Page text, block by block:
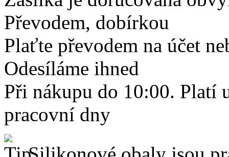
Převodem, dobírkou
Plaťte převodem na účet
Odesíláme ihned
Při nákupu do 10:00. Platí
pracovní dny